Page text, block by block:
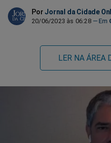
Por Jornal da Cidade
20/06/2023 às 06:28
LER NA ÁREA